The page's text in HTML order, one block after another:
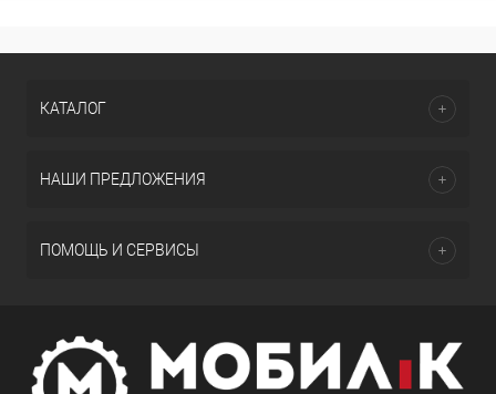
КАТАЛОГ
НАШИ ПРЕДЛОЖЕНИЯ
ПОМОЩЬ И СЕРВИСЫ